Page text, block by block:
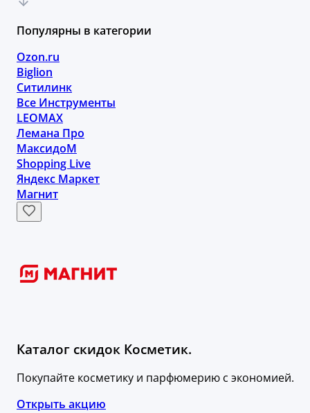
Популярны в категории
Ozon.ru
Biglion
Ситилинк
Все Инструменты
LEOMAX
Лемана Про
МаксидоМ
Shopping Live
Яндекс Маркет
Магнит
Каталог скидок Косметик.
Покупайте косметику и парфюмерию с экономией.
Открыть акцию